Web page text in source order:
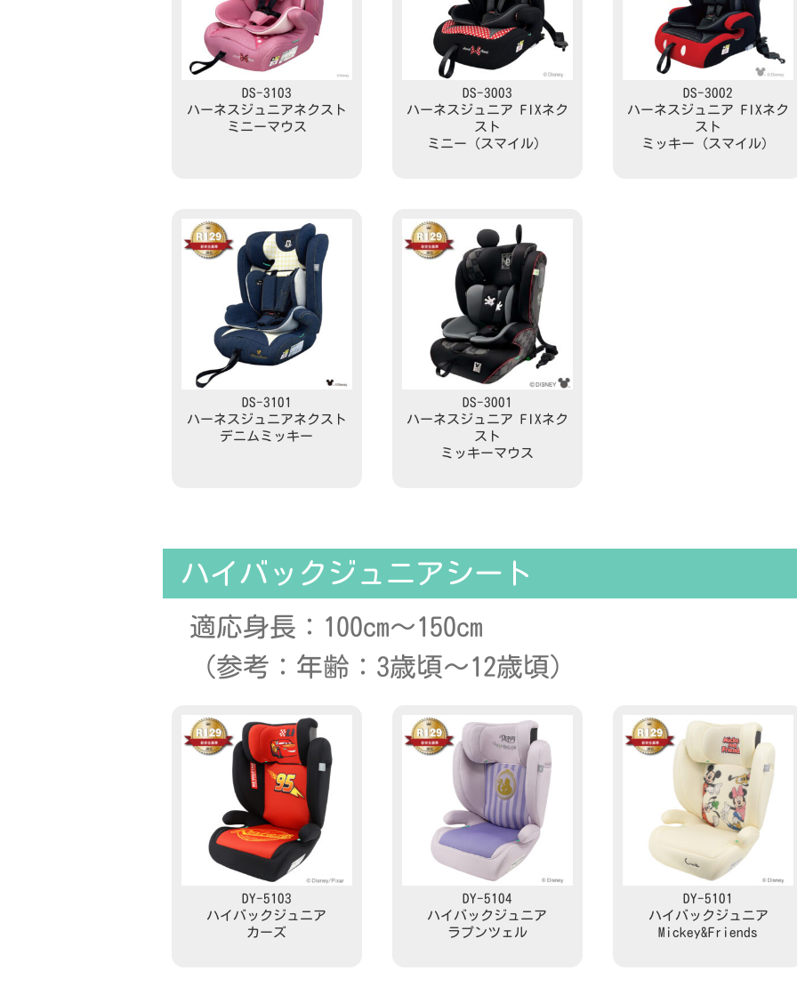
DS-3103
ハーネスジュニアネクスト
ミニーマウス
DS-3003
ハーネスジュニア FIXネク
スト
ミニー（スマイル）
DS-3002
ハーネスジュニア FIXネク
スト
ミッキー（スマイル）
DS-3101
ハーネスジュニアネクスト
デニムミッキー
DS-3001
ハーネスジュニア FIXネク
スト
ミッキーマウス
ハイバックジュニアシート
適応身長：100cm～150cm
（参考：年齢：3歳頃～12歳頃）
DY-5103
ハイバックジュニア
カーズ
DY-5104
ハイバックジュニア
ラプンツェル
DY-5101
ハイバックジュニア
Mickey&Friends